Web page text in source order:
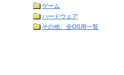
ゲーム
ハードウェア
その他、全OS用一覧